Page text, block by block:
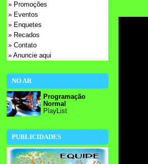
» Promoções
» Eventos
» Enquetes
» Recados
» Contato
» Anuncie aqui
NO AR
Programação
Normal
PlayList
PUBLICIDADES